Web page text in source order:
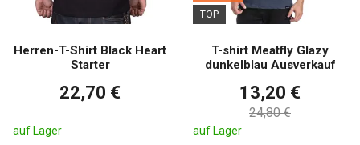
Herren-T-Shirt Black Heart
Starter
22,70 €
auf Lager
TOP
T-shirt Meatfly Glazy
dunkelblau Ausverkauf
13,20 €
24,80 €
auf Lager